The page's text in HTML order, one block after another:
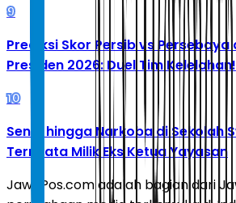
9
Prediksi Skor Persib vs Persebaya
Presiden 2026: Duel Tim Kelelahan!
10
Senpi hingga Narkoba di Sekolah
Ternyata Milik Eks Ketua Yayasan
JawaPos.com adalah bagian dari